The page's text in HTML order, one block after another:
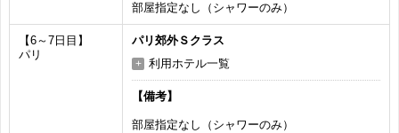
部屋指定なし（シャワーのみ）
【6～7日目】
パリ
パリ郊外Ｓクラス
利用ホテル一覧
【備考】
部屋指定なし（シャワーのみ）